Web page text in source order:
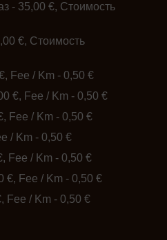
- 35,00 €, Стоимость
€, Стоимость
Fee / Km - 0,50 €
€, Fee / Km - 0,50 €
Fee / Km - 0,50 €
/ Km - 0,50 €
Fee / Km - 0,50 €
€, Fee / Km - 0,50 €
Fee / Km - 0,50 €